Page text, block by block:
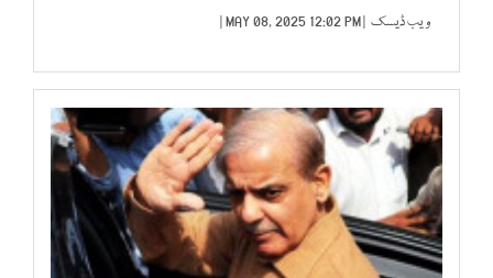
ویب ڈیسک | MAY 08, 2025 12:02 PM |